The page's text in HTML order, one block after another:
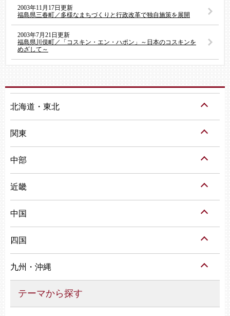
2003年11月17日更新
福島県三春町／多様なまちづくりと行政改革で独自施策を展開
2003年7月21日更新
福島県川俣町／「コスキン・エン・ハポン」～日本のコスキンを
めざして～
北海道・東北
関東
中部
近畿
中国
四国
九州・沖縄
テーマから探す